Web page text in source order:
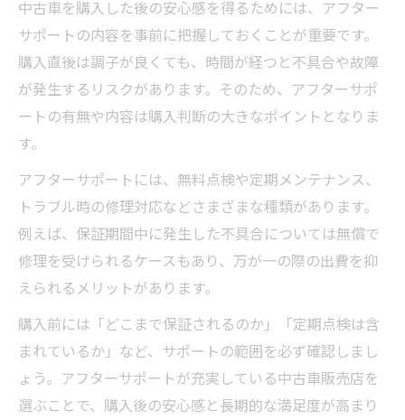
中古車を購入した後の安心感を得るためには、アフター
サポートの内容を事前に把握しておくことが重要です。
購入直後は調子が良くても、時間が経つと不具合や故障
が発生するリスクがあります。そのため、アフターサポ
ートの有無や内容は購入判断の大きなポイントとなりま
す。
アフターサポートには、無料点検や定期メンテナンス、
トラブル時の修理対応などさまざまな種類があります。
例えば、保証期間中に発生した不具合については無償で
修理を受けられるケースもあり、万が一の際の出費を抑
えられるメリットがあります。
購入前には「どこまで保証されるのか」「定期点検は含
まれているか」など、サポートの範囲を必ず確認しまし
ょう。アフターサポートが充実している中古車販売店を
選ぶことで、購入後の安心感と長期的な満足度が高まり